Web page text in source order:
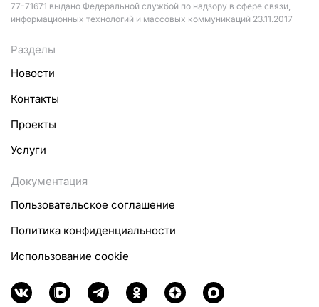
77-71671 выдано Федеральной службой по надзору в сфере связи,
информационных технологий и массовых коммуникаций 23.11.2017
Разделы
Новости
Контакты
Проекты
Услуги
Документация
Пользовательское соглашение
Политика конфиденциальности
Использование cookie